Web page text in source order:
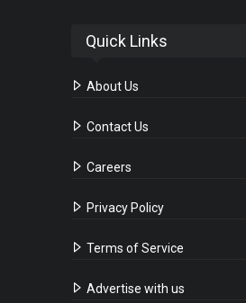
Quick Links
About Us
Contact Us
Careers
Privacy Policy
Terms of Service
Advertise with us